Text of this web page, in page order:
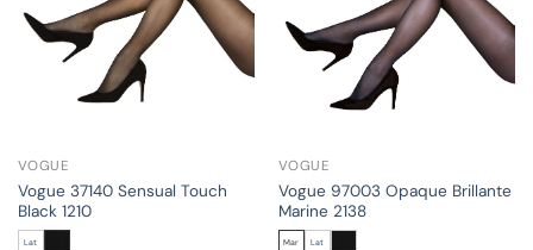
VOGUE
Vogue 37140 Sensual Touch
Black 1210
Lat
VOGUE
Vogue 97003 Opaque Brillante
Marine 2138
Mar Lat